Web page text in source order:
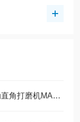
日本NITTO日东工器叶片式旋转气动直角打磨机MAS-20B工作原理